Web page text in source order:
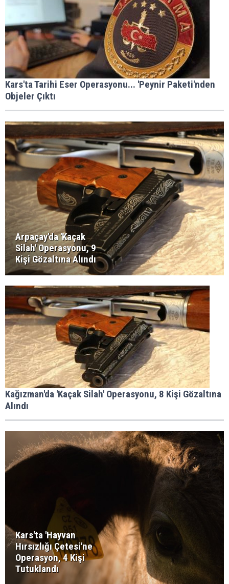
Kars'ta Tarihi Eser Operasyonu... 'Peynir Paketi'nden
Objeler Çıktı
Arpaçay'da 'Kaçak
Silah' Operasyonu, 9
Kişi Gözaltına Alındı
Kağızman'da 'Kaçak Silah' Operasyonu, 8 Kişi Gözaltına
Alındı
Kars'ta 'Hayvan
Hırsızlığı Çetesi'ne
Operasyon, 4 Kişi
Tutuklandı